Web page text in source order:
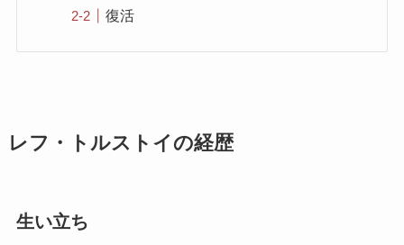
復活
レフ・トルストイの経歴
生い立ち